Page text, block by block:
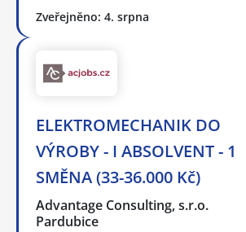
Zveřejněno: 4. srpna
ELEKTROMECHANIK DO
VÝROBY - I ABSOLVENT - 1
SMĚNA (33-36.000 Kč)
Advantage Consulting, s.r.o.
Pardubice